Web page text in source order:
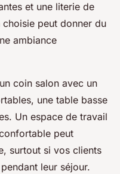
et une literie de
choisie peut donner du
ambiance
coin salon avec un
une table basse
Un espace de travail
peut
surtout si vos clients
leur séjour.